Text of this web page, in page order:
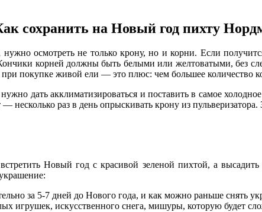
сохранить на Новый год пихту
осмотреть не только крону, но и корни. Если
корней должны быть белыми или желтоватыми,
покупке живой ели — это плюс: чем большее количество
дать акклиматизироваться и поставить в самое
— несколько раз в день опрыскивать крону из
Новый год с красивой зеленой пихтой, а высадить
за 5-7 дней до Нового года, и как можно раньше снять
игрушек, искусственного снега, мишуры, которую будет